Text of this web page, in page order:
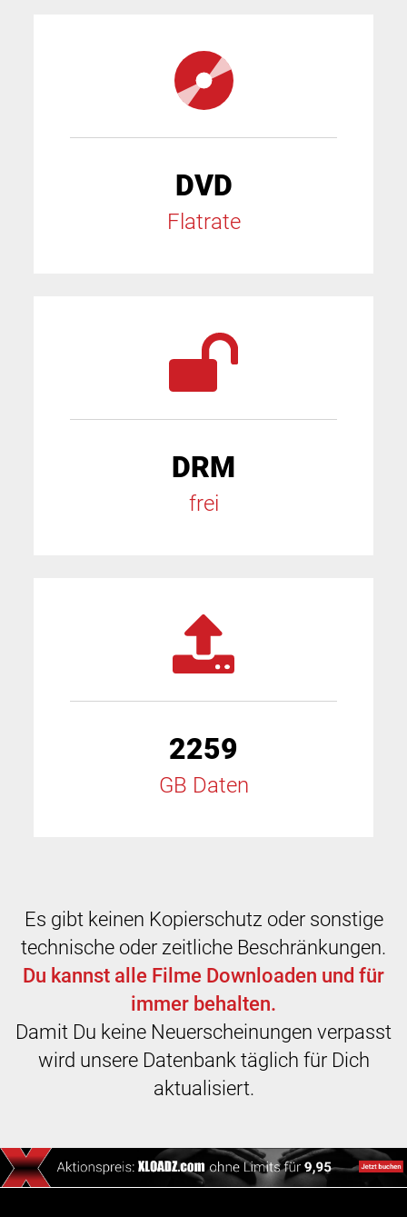
DVD
Flatrate
DRM
frei
2259
GB Daten
Es gibt keinen Kopierschutz oder sonstige
technische oder zeitliche Beschränkungen.
Du kannst alle Filme Downloaden und für
immer behalten.
Damit Du keine Neuerscheinungen verpasst
wird unsere Datenbank täglich für Dich
aktualisiert.